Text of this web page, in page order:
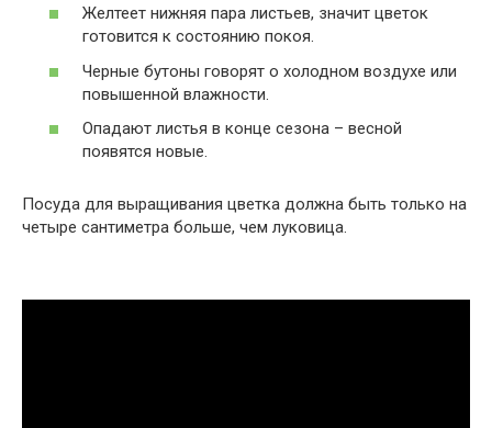
Желтеет нижняя пара листьев, значит цветок
готовится к состоянию покоя.
Черные бутоны говорят о холодном воздухе или
повышенной влажности.
Опадают листья в конце сезона – весной
появятся новые.
Посуда для выращивания цветка должна быть только на
четыре сантиметра больше, чем луковица.